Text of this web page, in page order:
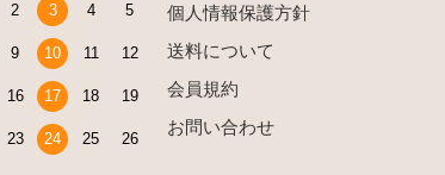
2 3 4 5
9 10 11 12
16 17 18 19
23 24 25 26
個人情報保護方針
送料について
会員規約
お問い合わせ